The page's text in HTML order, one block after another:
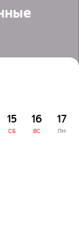
15
СБ
16
ВС
17
ПН